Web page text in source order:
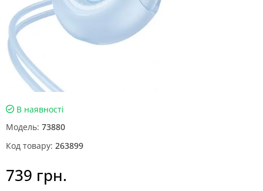
В наявності
Модель: 73880
Код товару: 263899
739 грн.